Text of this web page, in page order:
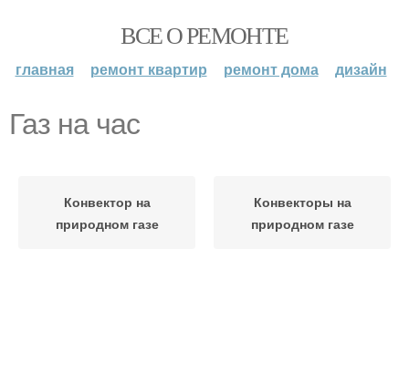
ВСЕ О РЕМОНТЕ
главная ремонт квартир ремонт дома дизайн
Газ на час
Конвектор на
природном газе
Конвекторы на
природном газе